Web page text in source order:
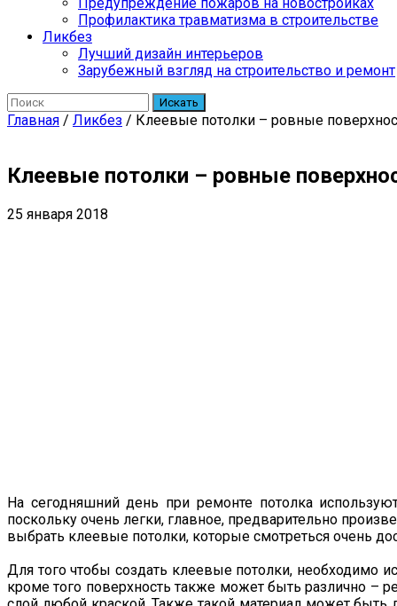
Профилактика травматизма в строительстве
Ликбез
Лучший дизайн интерьеров
Зарубежный взгляд на строительство и ремонт
Искать
Главная / Ликбез / Клеевые потолки – ровные
Клеевые потолки – ровные
25 января 2018
На сегодняшний день при ремонте потолка
поскольку очень легки, главное, предварительно
выбрать клеевые потолки, которые смотреться очень
Для того чтобы создать клеевые потолки, необходимо
кроме того поверхность также может быть различно –